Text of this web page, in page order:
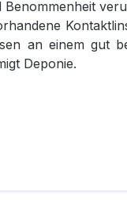
an einem gut
Deponie.